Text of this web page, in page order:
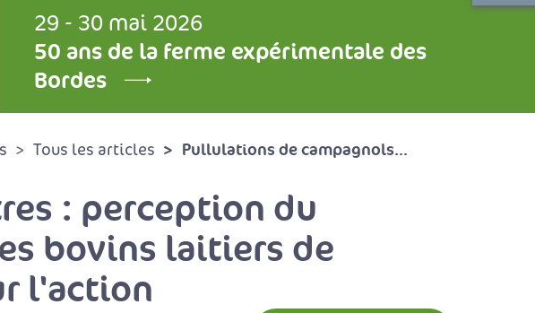
29 - 30 mai 2026
50 ans de la ferme expérimentale des
Bordes
Tous les articles Pullulations de campagnols...
: perception du
bovins laitiers de
l'action